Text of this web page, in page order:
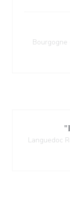
Bourgogne
Languedoc